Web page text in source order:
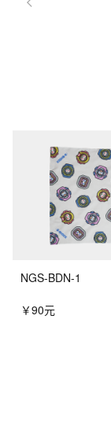
NGS-BDN-1
￥90元